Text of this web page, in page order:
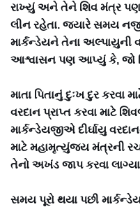
રાખ્યું અને તેને શિવ મંત્ર પણ
લીન રહેતા. જયારે સમય
માર્કન્ડેયને તેના
આશ્વાસન પણ આપ્યું કે, જો
માતા પિતાનું દુઃખ દુર કરવા
વરદાન પ્રાપ્ત કરવા માટે
માર્કન્ડેયજીએ દીર્ઘાયુ
માટે મહામૃત્યુંજય મંત્રની
તેનો અખંડ જાપ કરવા
સમય પૂરો થયા પછી